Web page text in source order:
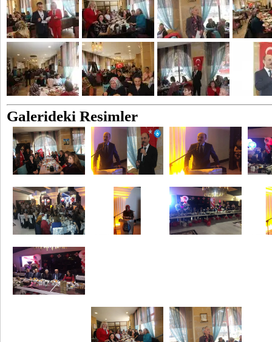
Galerideki Resimler